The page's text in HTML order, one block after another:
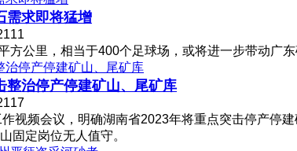
需求即将猛增
公里，相当于400个足球场，或将进一步带动广东
整治停产停建矿山、尾矿库
视频会议，明确湖南省2023年将重点突击停产
固定岗位无人值守。